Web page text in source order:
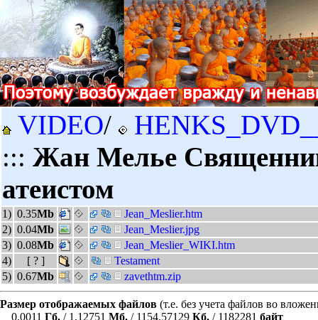
VIDEO/
::: Жан Мелье
атеистом
1) 0.35Mb
Jean_Meslier.htm
2) 0.04Mb
Jean_Meslier.jpg
3) 0.08Mb
Jean_Meslier_WIKI.htm
4)
[ ? ]
Testament
5) 0.67Mb zavethtm.zip
Размер отображаемых файлов (т.е. без учета файлов во
0.0011 Гб. / 1.12751 Мб. / 1154.57129 Кб. / 1182281 байт